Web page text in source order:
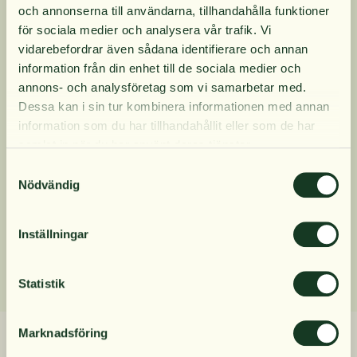
och annonserna till användarna, tillhandahålla funktioner
för sociala medier och analysera vår trafik. Vi
vidarebefordrar även sådana identifierare och annan
information från din enhet till de sociala medier och
annons- och analysföretag som vi samarbetar med.
Dessa kan i sin tur kombinera informationen med annan
information som du har tillhandahållit eller som de har
Nödvändig
Inställningar
Statistik
Marknadsföring
SALTE Elektrolyter finns i 5 olika smaker:
Naturell, Citron, Jordgubb, Apelsin och Äpple. Vi
erbjuder även en blandförpackning med 7 doser
av varje smak (ej naturell).
Produktinformation
Innehåll
Dosering
Relaterade produkter
10% rabatt på
din första order
våra nyheter.
läs mer här
. Genom att även fylla i telefonnumret
samtycker du till att ta emot marknadsförings-SMS
endast privatpersoner och nya prenumeranter.